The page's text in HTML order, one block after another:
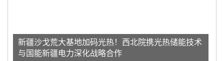
新疆沙戈荒大基地加码光热！西北院携光热储能技术
与国能新疆电力深化战略合作